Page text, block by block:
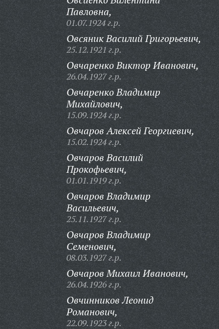
Павловна,
01.07.1924 г.р.
Овсяник Василий Григорьевич,
25.12.1921 г.р.
Овчаренко Виктор Иванович,
26.04.1927 г.р.
Овчаренко Владимир
Михайлович,
15.09.1924 г.р.
Овчаров Алексей Георгиевич,
15.02.1924 г.р.
Овчаров Василий
Прокофьевич,
01.01.1919 г.р.
Овчаров Владимир
Васильевич,
25.11.1927 г.р.
Овчаров Владимир
Семенович,
08.03.1927 г.р.
Овчаров Михаил Иванович,
26.04.1926 г.р.
Овчинников Леонид
Романович,
22.09.1923 г.р.